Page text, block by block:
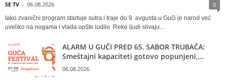
SE TV - 06.08.2026 0
Iako zvanični program startuje sutra i traje do 9. avgusta u Guči je narod već
uveliko na nogama i vlada opšte ludilo Reke ljudi slivaju...
ALARM U GUČI PRED 65. SABOR TRUBAČA:
Smeštajni kapaciteti gotovo popunjeni,...
06.08.2026